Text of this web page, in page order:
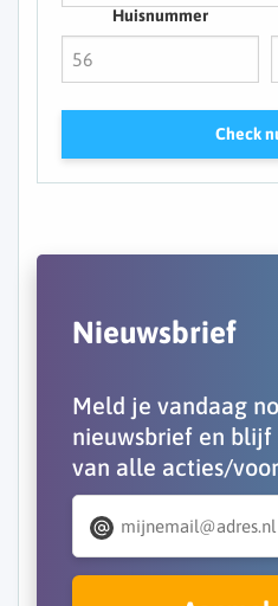
Huisnummer
Check
Nieuwsbrief
Meld je vandaag
nieuwsbrief en blijf
van alle acties/